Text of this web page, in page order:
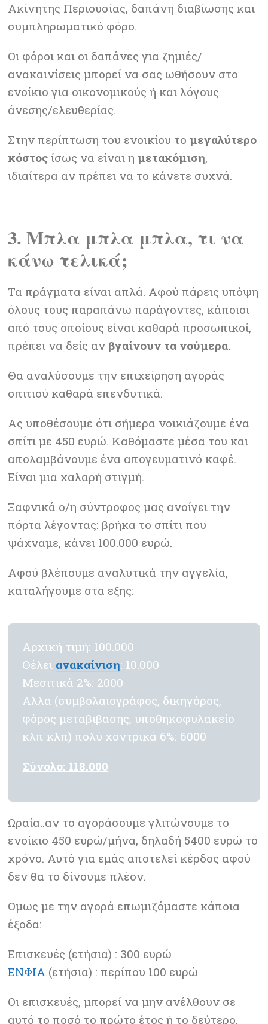
Ακίνητης Περιουσίας, δαπάνη διαβίωσης και
συμπληρωματικό φόρο.
Οι φόροι και οι δαπάνες για ζημιές/
ανακαινίσεις μπορεί να σας ωθήσουν στο
ενοίκιο για οικονομικούς ή και λόγους
άνεσης/ελευθερίας.
Στην περίπτωση του ενοικίου τομεγαλύτερο
κόστος ίσως να είναι ημετακόμιση,
ιδιαίτερα αν πρέπει να το κάνετε συχνά.
3. Μπλα μπλα μπλα, τι να
κάνω τελικά;
Τα πράγματα είναι απλά. Αφού πάρεις υπόψη
όλους τους παραπάνω παράγοντες, κάποιοι
από τους οποίους είναι καθαρά προσωπικοί,
πρέπει να δείς αν βγαίνουν τα νούμερα.
Θα αναλύσουμε την επιχείρηση αγοράς
σπιτιού καθαρά επενδυτικά.
Ας υποθέσουμε ότι σήμερα νοικιάζουμε ένα
σπίτι με 450 ευρώ. Καθόμαστε μέσα του και
απολαμβάνουμε ένα απογευματινό καφέ.
Είναι μια χαλαρή στιγμή.
Ξαφνικά ο/η σύντροφος μας ανοίγει την
πόρτα λέγοντας: βρήκα το σπίτι που
ψάχναμε, κάνει 100.000 ευρώ.
Αφού βλέπουμε αναλυτικά την αγγελία,
καταλήγουμε στα εξης:
Αρχική τιμή: 100.000
Θέλει ανακαίνιση: 10.000
Μεσιτικά 2%: 2000
Αλλα (συμβολαιογράφος, δικηγόρος,
φόρος μεταβιβασης, υποθηκοφυλακείο
κλπ κλπ) πολύ χοντρικά 6%: 6000
Σύνολο: 118.000
Ωραία..αν το αγοράσουμε γλιτώνουμε το
ενοίκιο 450 ευρώ/μήνα, δηλαδή 5400 ευρώ το
χρόνο. Αυτό για εμάς αποτελεί κέρδος αφού
δεν θα το δίνουμε πλέον.
Ομως με την αγορά επωμιζόμαστε κάποια
έξοδα:
Επισκευές (ετήσια) : 300 ευρώ
ΕΝΦΙΑ (ετήσια) : περίπου 100 ευρώ
Οι επισκευές, μπορεί να μην ανέλθουν σε
αυτό το ποσό το πρώτο έτος ή το δεύτερο,